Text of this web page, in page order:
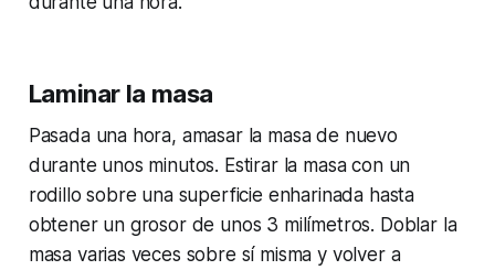
Laminar la masa
Pasada una hora, amasar la masa de nuevo
durante unos minutos. Estirar la masa con un
rodillo sobre una superficie enharinada hasta
obtener un grosor de unos 3 milímetros. Doblar la
masa varias veces sobre sí misma y volver a